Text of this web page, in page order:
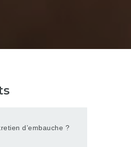
d’embauche ?